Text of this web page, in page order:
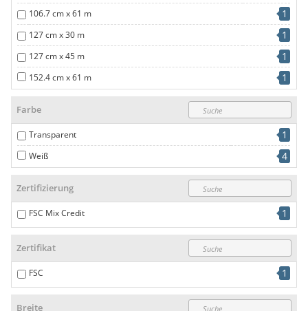
106.7 cm x 61 m 1
127 cm x 30 m 1
127 cm x 45 m 1
152.4 cm x 61 m 1
Farbe
Transparent 1
Weiß 4
Zertifizierung
FSC Mix Credit 1
Zertifikat
FSC 1
Breite